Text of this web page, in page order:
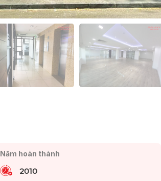
Năm hoàn thành
2010